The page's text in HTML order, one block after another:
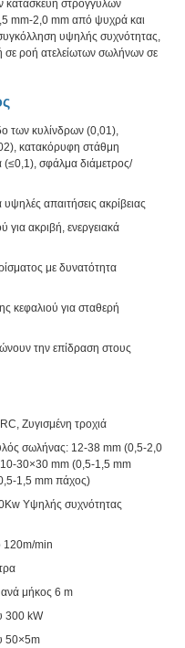
κατασκευή στρογγυλών
mm-2,0 mm από ψυχρά και
υψηλής συχνότητας,
ροή ατελείωτων σωλήνων σε
των κυλίνδρων (0,01),
κατακόρυφη στάθμη
σφάλμα διάμετρος/
απαιτήσεις ακρίβειας
για ακριβή, ενεργειακά
με δυνατότητα
κεφαλιού για σταθερή
την επίδραση στους
Ζυγισμένη τροχιά
σωλήνας: 12-38 mm (0,5-2,0
30×30 mm (0,5-1,5 mm
1,5 mm πάχος)
Υψηλής συχνότητας
120m/min
μήκος 6 m
300 kW
50×5m